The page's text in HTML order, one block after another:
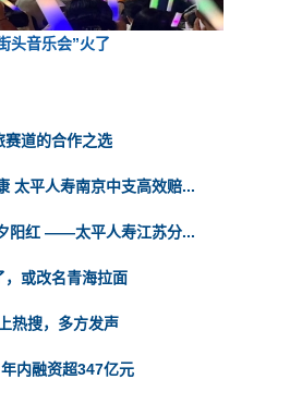
头音乐会”火了
赛道的合作之选
太平人寿南京中支高效赔...
阳红 ——太平人寿江苏分...
，或改名青海拉面
热搜，多方发声
内融资超347亿元